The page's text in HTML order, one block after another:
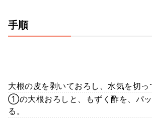
手順
大根の皮を剥いておろし、水気を切っ
①の大根おろしと、もずく酢を、パ
る。